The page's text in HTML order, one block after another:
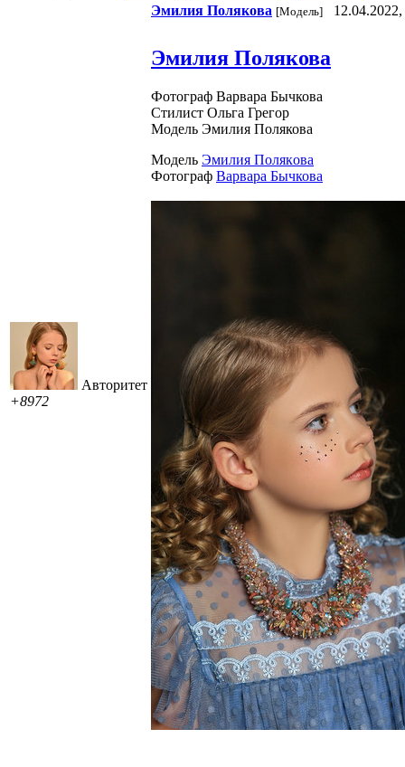
Авторитет
+8972
Эмилия Пoлякoвa [Модель]
Эмилия Полякова
Фотограф Варвара Бычкова
Стилист Ольга Грегор
Модель Эмилия Полякова
Модель Эмилия Пoлякoвa
Фотограф Варвара Бычкова